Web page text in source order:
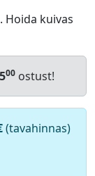
Hoida kuivas
00 ostust!
(tavahinnas)